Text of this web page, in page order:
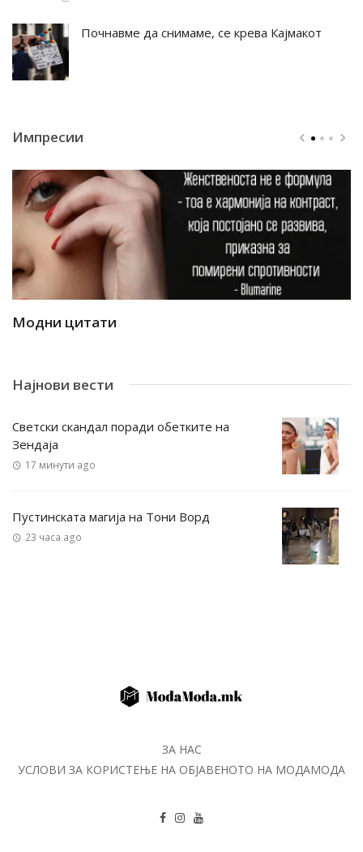
Почнавме да снимаме, се крева Кајмакот
Импресии
Модни цитати
Најнови вести
Светски скандал поради обетките на
Зендаја
17 минути ago
Пустинската магија на Тони Ворд
23 часа ago
ЗА НАС
УСЛОВИ ЗА КОРИСТЕЊЕ НА ОБЈАВЕНОТО НА МОДАМОДА